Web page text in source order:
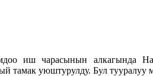
иш чарасынын алкагында
уюштурулду. Бул тууралуу